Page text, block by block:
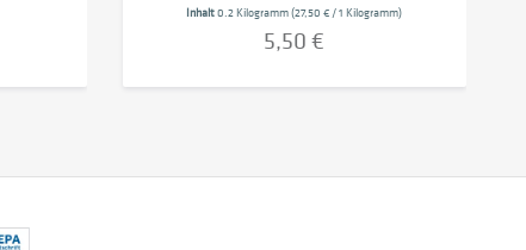
Inhalt0.2 Kilogramm(27,50 € / 1 Kilogramm)
5,50 €